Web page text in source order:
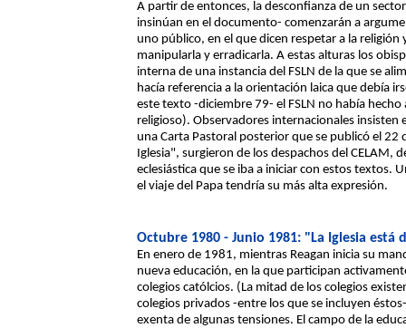
A partir de entonces, la desconfianza de un
insinúan en el documento- comenzarán a
uno público, en el que dicen respetar a la
manipularla y erradicarla. A estas alturas los
interna de una instancia del FSLN de la que se
hacía referencia a la orientación laica que debía
este texto -diciembre 79- el FSLN no había
religioso). Observadores internacionales
una Carta Pastoral posterior que se publicó el
Iglesia", surgieron de los despachos del CELAM,
eclesiástica que se iba a iniciar con estos textos.
el viaje del Papa tendría su más alta expresión.
Octubre 1980 - Junio 1981: "La Iglesia está
En enero de 1981, mientras Reagan inicia su
nueva educación, en la que participan
colegios católcios. (La mitad de los colegios
colegios privados -entre los que se incluyen
exenta de algunas tensiones. El campo de la